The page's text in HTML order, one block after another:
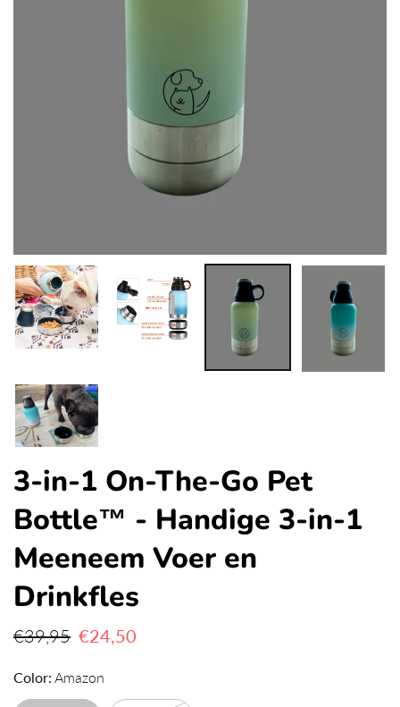
3-in-1 On-The-Go Pet
Bottle™ - Handige 3-in-1
Meeneem Voer en
Drinkfles
€39,95 €24,50
Color Amazon